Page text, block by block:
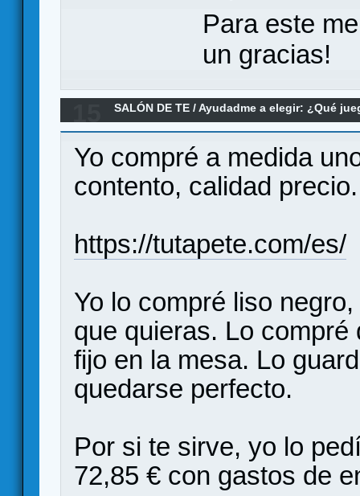
Para este
un gracias!
SALÓN DE TE /Ayudadme a elegir: ¿Qué
Re:Tapetes grandes
Yo compré a medida
contento, calidad precio.
https://tutapete.com/es/
Yo lo compré liso
que quieras. Lo
fijo en la mesa. Lo
quedarse perfecto.
Por si te sirve, yo lo
72,85 € con gastos de